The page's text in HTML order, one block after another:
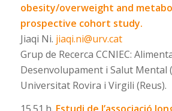
obesity/overweight and
prospective cohort study.
Jiaqi Ni. jiaqi.ni@urv.cat
Grup de Recerca CCNIEC:
Desenvolupament i Salut Mental
Universitat Rovira i Virgili (Reus).